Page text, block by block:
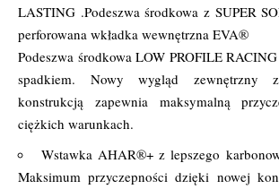
LASTING .Podeszwa środkowa z SUPER
perforowana wkładka wewnętrzna EVA®
Podeszwa środkowa LOW PROFILE
spadkiem. Nowy wygląd zewnętrzny z
konstrukcją zapewnia maksymalną
ciężkich warunkach.
Wstawka AHAR®+ z lepszego
Maksimum przyczepności dzięki nowej